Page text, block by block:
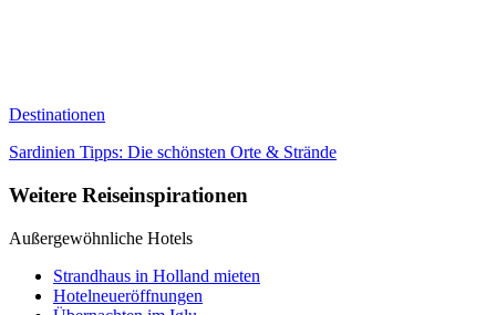
Destinationen
Sardinien Tipps: Die schönsten Orte & Strände
Weitere Reiseinspirationen
Außergewöhnliche Hotels
Strandhaus in Holland mieten
Hotelneueröffnungen